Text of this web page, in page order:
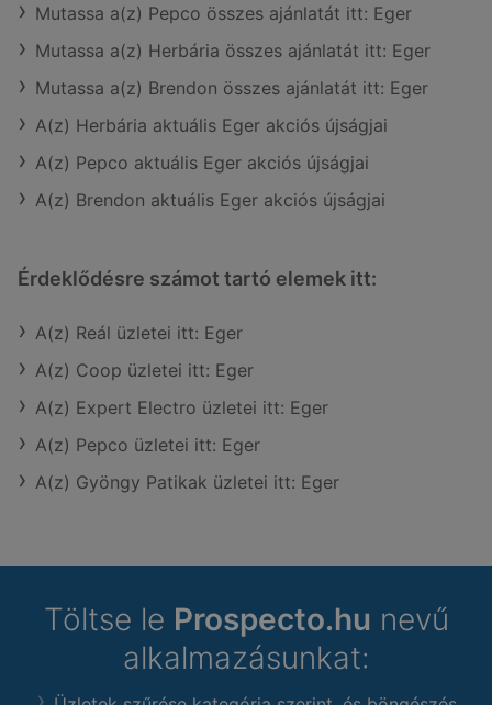
Mutassa a(z) Pepco összes ajánlatát itt: Eger
Mutassa a(z) Herbária összes ajánlatát itt: Eger
Mutassa a(z) Brendon összes ajánlatát itt: Eger
A(z) Herbária aktuális Eger akciós újságjai
A(z) Pepco aktuális Eger akciós újságjai
A(z) Brendon aktuális Eger akciós újságjai
Érdeklődésre számot tartó elemek itt:
A(z) Reál üzletei itt: Eger
A(z) Coop üzletei itt: Eger
A(z) Expert Electro üzletei itt: Eger
A(z) Pepco üzletei itt: Eger
A(z) Gyöngy Patikak üzletei itt: Eger
Töltse le Prospecto.hu nevű
alkalmazásunkat: